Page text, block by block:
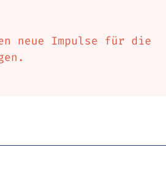
neue Impulse für die